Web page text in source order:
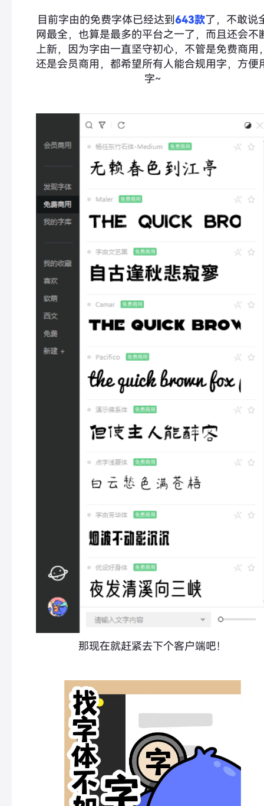
目前字由的免费字体已经达到643款了，不敢说
网最全，也算是最多的平台之一了，而且还会不
上新，因为字由一直坚守初心， 不管是免费商用
还是会员商用，都希望所有人能合规用字，方便
字~
那现在就赶紧去下个客户端吧！